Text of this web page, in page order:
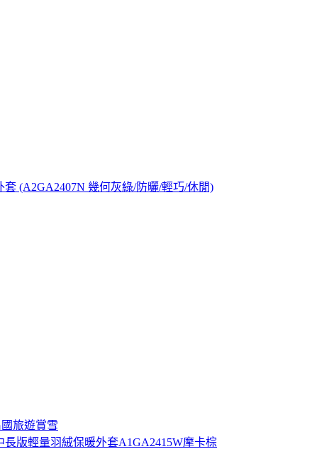
(A2GA2407N 幾何灰綠/防曬/輕巧/休閒)
旅遊賞雪
版輕量羽絨保暖外套A1GA2415W摩卡棕